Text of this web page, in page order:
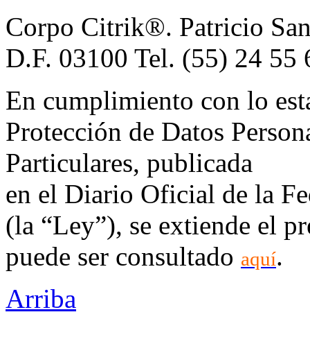
Corpo Citrik®. Patricio
D.F. 03100 Tel. (55) 24
En cumplimiento con lo
Protección de Datos
Particulares, publicada
en el Diario Oficial de la
(la “Ley”), se extiende el
puede ser consultado aquí.
Arriba